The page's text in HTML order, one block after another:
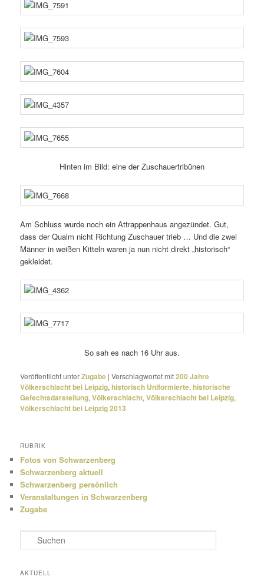
Hinten im Bild: eine der Zuschauertribünen
Am Schluss wurde noch ein Attrappenhaus ange­zündet. Gut,
dass der Qualm nicht Richtung Zuschauer trieb … Und die zwei
Männer in weißen Kitteln waren ja nun nicht direkt „histo­risch“
gekleidet.
So sah es nach 16 Uhr aus.
Veröffentlicht unterZugabe |Verschlagwortet mit200 Jahre
Völkerschlacht bei Leipzig,historisch Uniformierte,historische
Gefechtsdarstellung,Völkerschlacht,Völkerschlacht bei Leipzig,
Völkerschlacht bei Leipzig 2013
RUBRIK
Fotos von Schwarzenberg
Schwarzenberg aktuell
Schwarzenberg persönlich
Veranstaltungen in Schwarzenberg
Zugabe
u
h
AKTUELL